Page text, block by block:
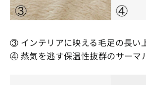
③ インテリアに映える毛足の長い
④ 蒸気を逃す保温性抜群のサーマ